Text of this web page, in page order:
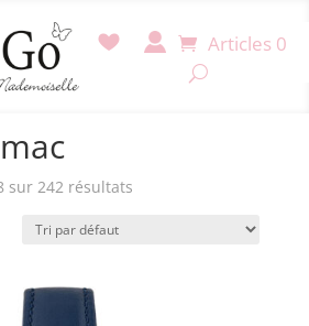
Articles 0
boitier / Métal Zamac
sur 242 résultats